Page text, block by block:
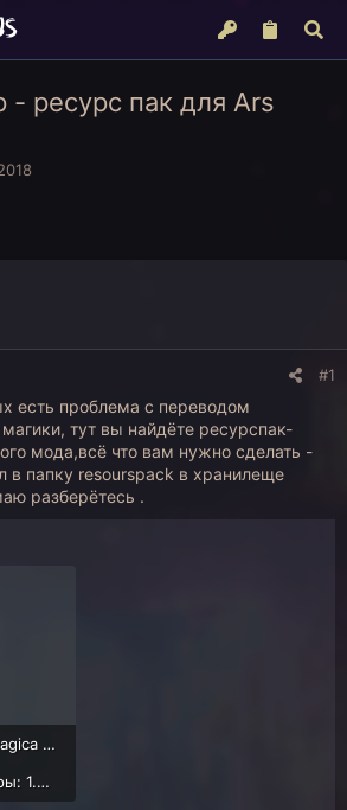
- ресурс пак для Ars
#1
есть проблема с переводом
тут вы найдёте ресурспак-
мода,всё что вам нужно сделать -
в папку resourspack в хранилеще
разберётесь .
Русификатор ArsMagica 2.zip
93,8 KB · Просмотры: 1.518